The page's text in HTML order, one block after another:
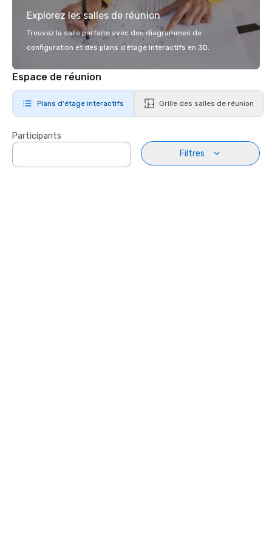
Explorez les salles de réunion
Trouvez la salle parfaite avec des diagrammes de
configuration et des plans d’étage interactifs en 3D.
Espace de réunion
Plans d'étage interactifs Grille des salles de réunion
Participants
Filtres